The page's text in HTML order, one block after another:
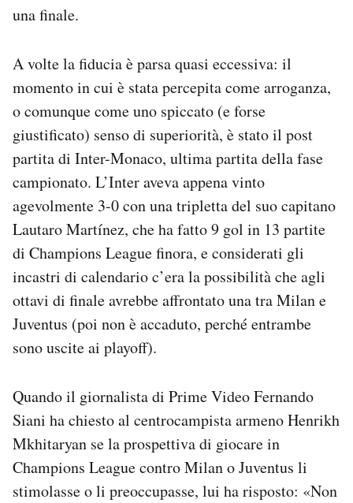
una finale.
A volte la fiducia è parsa quasi eccessiva: il
momento in cui è stata percepita come arroganza,
o comunque come uno spiccato (e forse
giustificato) senso di superiorità, è stato il post
partita di Inter-Monaco, ultima partita della fase
campionato. L’Inter aveva appena vinto
agevolmente 3-0 con una tripletta del suo capitano
Lautaro Martínez, che ha fatto 9 gol in 13 partite
di Champions League finora, e considerati gli
incastri di calendario c’era la possibilità che agli
ottavi di finale avrebbe affrontato una tra Milan e
Juventus (poi non è accaduto, perché entrambe
sono uscite ai playoff).
Quando il giornalista di Prime Video Fernando
Siani ha chiesto al centrocampista armeno Henrikh
Mkhitaryan se la prospettiva di giocare in
Champions League contro Milan o Juventus li
stimolasse o li preoccupasse, lui ha risposto: «Non